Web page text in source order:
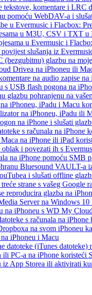
tekstove, komentare i LRC
pomoću WebDAV-a i
u Evermusic i Flacbox:
u M3U, CSV i TXT u
u Evermusic i
slušanja iz
glazbu na
Drivea na iPhoneu ili
na audio zapise
s USB flash pogona na
glazbu pohranjenu na
iPhoneu, iPadu i Macu
na iPhoneu, iPadu ili
na iPhone i slušati
s računala na iPhone
na iPhone ili iPad
i povezati ih s
na iPhone pomoću SMB
Bluesound VAULT-a
i slušati offline
strane s vašeg Google
reproducira glazba na
Server na Windows 10
na iPhoneu s WD My
s računala na
na svom iPhoneu
iPhoneu i Macu
datoteke (iTunes datoteke)
ili PC-a na iPhone koristeći
App Storea ili aktivirati